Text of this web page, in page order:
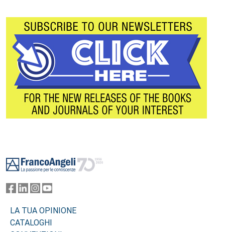
LA TUA OPINIONE
CATALOGHI